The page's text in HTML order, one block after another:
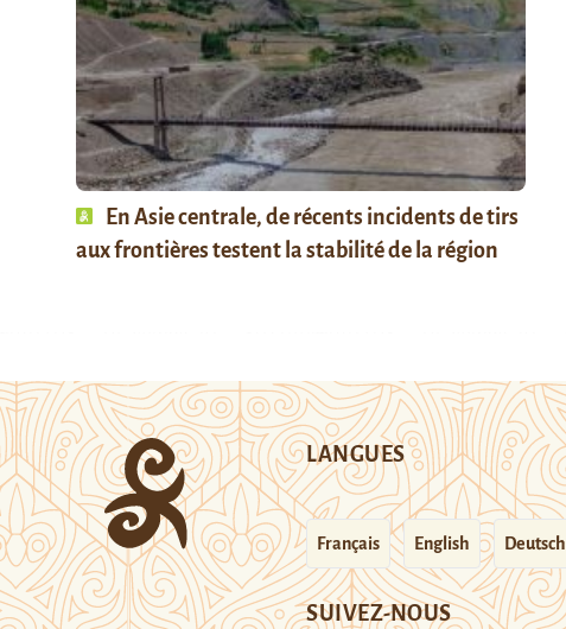
En Asie centrale, de récents incidents de tirs
aux frontières testent la stabilité de la région
LANGUES
Français English Deutsch
SUIVEZ-NOUS